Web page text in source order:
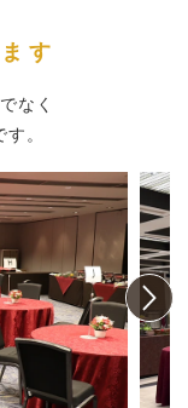
す
なく
。